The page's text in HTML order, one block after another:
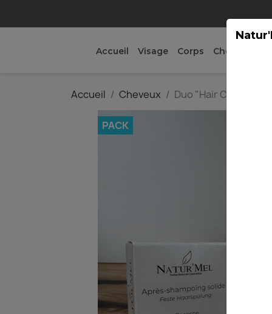
Accueil Visage Corps Cheveux
Accueil Cheveux Duo "Hair Caresse"
PACK